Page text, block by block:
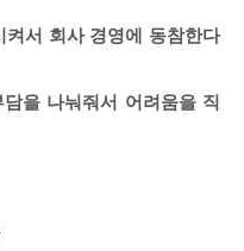
서 회사 경영에 동참한다
을 나눠줘서 어려움을 직